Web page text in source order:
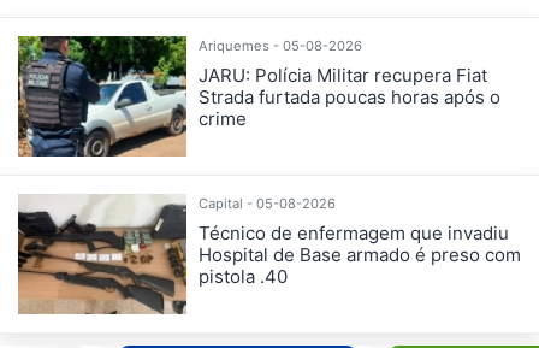
Ariquemes - 05-08-2026
JARU: Polícia Militar recupera Fiat
Strada furtada poucas horas após o
crime
Capital - 05-08-2026
Técnico de enfermagem que invadiu
Hospital de Base armado é preso com
pistola .40